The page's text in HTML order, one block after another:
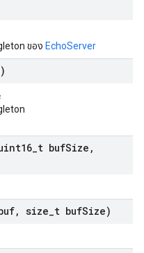
ของ EchoServer
t bufSize ,
, size t bufSize)